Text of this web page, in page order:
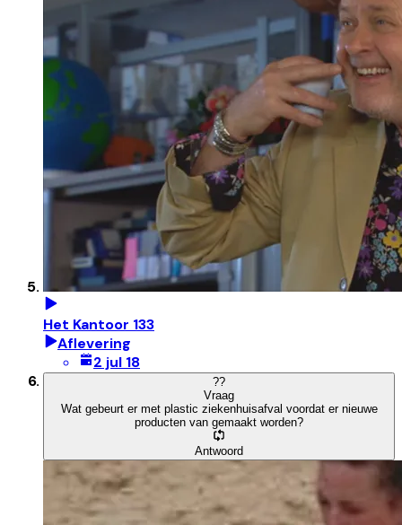
Het Kantoor 133
Aflevering
2 jul 18
??
Vraag
Wat gebeurt er met plastic ziekenhuisafval voordat er nieuwe
producten van gemaakt worden?
Antwoord